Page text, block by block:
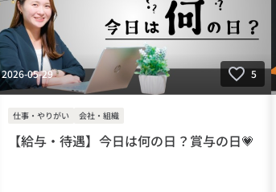
2026-05-29 5
仕事・やりがい 会社・組織
【給与・待遇】今日は何の日？賞与の日💗